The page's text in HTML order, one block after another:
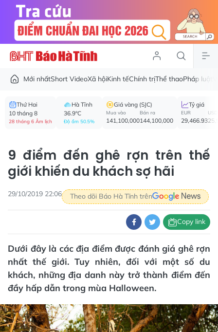
Mới nhấtShort VideoXã hộiKinh tếChính trịThể thaoPháp luật
Thứ Hai
10 tháng 8
28 tháng 6 Âm lịch
Hà Tĩnh
36.9°C
Độ ẩm 50.5%
Giá vàng (SJC)
Mua vào
141,100,000
Bán ra
144,100,000
Tỷ giá
EUR
29,466.93
USD
9 điểm đến ghê rợn trên thế
giới khiến du khách sợ hãi
29/10/2019 22:06 Theo dõi Báo Hà Tĩnh trên
Copy link
Dưới đây là các địa điểm được đánh giá ghê rợn
nhất thế giới. Tuy nhiên, đối với một số du
khách, những địa danh này trở thành điểm đến
đầy hấp dẫn trong mùa Halloween.